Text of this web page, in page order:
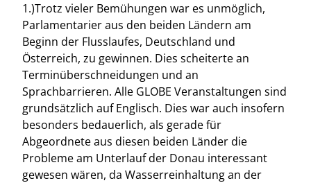
1.)Trotz vieler Bemühungen war es unmöglich,
Parlamentarier aus den beiden Ländern am
Beginn der Flusslaufes, Deutschland und
Österreich, zu gewinnen. Dies scheiterte an
Terminüberschneidungen und an
Sprachbarrieren. Alle GLOBE Veranstaltungen sind
grundsätzlich auf Englisch. Dies war auch insofern
besonders bedauerlich, als gerade für
Abgeordnete aus diesen beiden Länder die
Probleme am Unterlauf der Donau interessant
gewesen wären, da Wasserreinhaltung an der